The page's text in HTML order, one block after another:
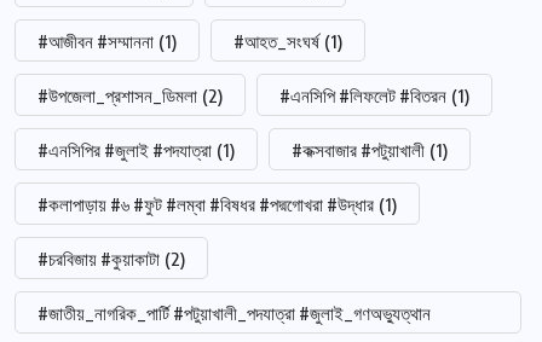
#আজীবন #সম্মাননা (1) #আহত_সংঘর্ষ (1)
#উপজেলা_প্রশাসন_ডিমলা (2) #এনসিপি #লিফলেট #বিতরন (1)
#এনসিপির #জুলাই #পদযাত্রা (1) #কক্সবাজার #পটুয়াখালী (1)
#কলাপাড়ায় #৬ #ফুট #লম্বা #বিষধর #পদ্মগোখরা #উদ্ধার (1)
#চরবিজায় #কুয়াকাটা (2)
#জাতীয়_নাগরিক_পার্টি #পটুয়াখালী_পদযাত্রা #জুলাই_গণঅভ্যুত্থান